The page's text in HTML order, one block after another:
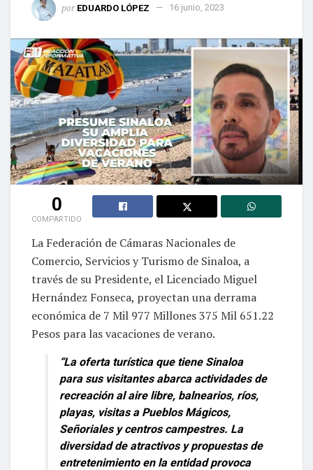
por EDUARDO LÓPEZ 16 junio, 2023
0
COMPARTIDO
La Federación de Cámaras Nacionales de
Comercio, Servicios y Turismo de Sinaloa, a
través de su Presidente, el Licenciado Miguel
Hernández Fonseca, proyectan una derrama
económica de 7 Mil 977 Millones 375 Mil 651.22
Pesos para las vacaciones de verano.
“La oferta turística que tiene Sinaloa
para sus visitantes abarca actividades de
recreación al aire libre, balnearios, ríos,
playas, visitas a Pueblos Mágicos,
Señoriales y centros campestres. La
diversidad de atractivos y propuestas de
entretenimiento en la entidad provoca